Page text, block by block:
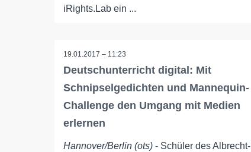
iRights.Lab ein ...
19.01.2017 – 11:23
Deutschunterricht digital: Mit
Schnipselgedichten und Mannequin-
Challenge den Umgang mit Medien
erlernen
Hannover/Berlin (ots) - Schüler des Albrecht-